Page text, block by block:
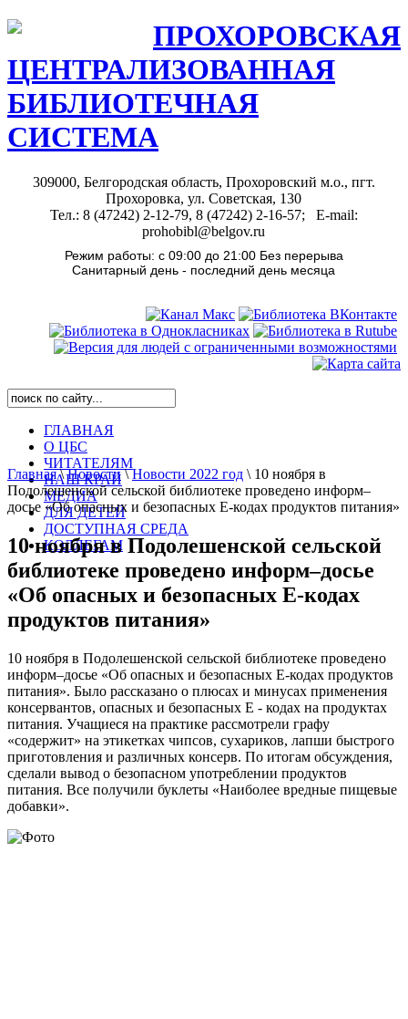
ПРОХОРОВСКАЯ
ЦЕНТРАЛИЗОВАННАЯ
БИБЛИОТЕЧНАЯ
СИСТЕМА
309000, Белгородская область, Прохоровский м.о., пгт.
Прохоровка, ул. Советская, 130
Тел.: 8 (47242) 2-12-79, 8 (47242) 2-16-57; E-mail:
prohobibl@belgov.ru
Режим работы: с 09:00 до 21:00 Без перерыва
Санитарный день - последний день месяца
ГЛАВНАЯ
О ЦБС
ЧИТАТЕЛЯМ
НАШ КРАЙ
МЕДИА
ДЛЯ ДЕТЕЙ
ДОСТУПНАЯ СРЕДА
КОЛЛЕГАМ
Главная\Новости\Новости 2022 год \ 10 ноября в
Подолешенской сельской библиотеке проведено информ–
досье «Об опасных и безопасных Е-кодах продуктов питания»
10 ноября в Подолешенской сельской
библиотеке проведено информ–досье
«Об опасных и безопасных Е-кодах
продуктов питания»
10 ноября в Подолешенской сельской библиотеке проведено
информ–досье «Об опасных и безопасных Е-кодах продуктов
питания». Было рассказано о плюсах и минусах применения
консервантов, опасных и безопасных Е - кодах на продуктах
питания. Учащиеся на практике рассмотрели графу
«содержит» на этикетках чипсов, сухариков, лапши быстрого
приготовления и различных консерв. По итогам обсуждения,
сделали вывод о безопасном употреблении продуктов
питания. Все получили буклеты «Наиболее вредные пищевые
добавки».